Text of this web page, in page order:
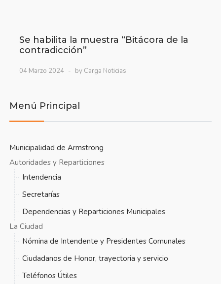
Se habilita la muestra “Bitácora de la
contradicción”
04 Marzo 2024 by Carga Noticias
Menú Principal
Municipalidad de Armstrong
Autoridades y Reparticiones
Intendencia
Secretarías
Dependencias y Reparticiones Municipales
La Ciudad
Nómina de Intendente y Presidentes Comunales
Ciudadanos de Honor, trayectoria y servicio
Teléfonos Útiles